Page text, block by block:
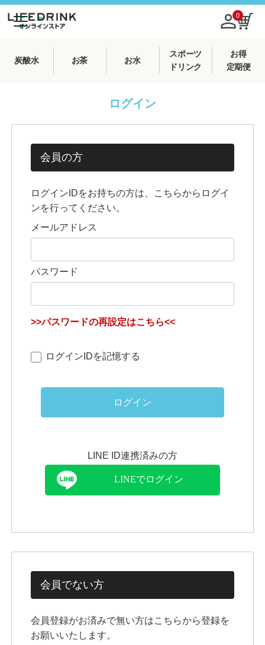
0
炭酸水 お茶 お水
スポーツ
ドリンク
お得
定期便
ログイン
会員の方
ログインIDをお持ちの方は、こちらからログイ
ンを行ってください。
メールアドレス
パスワード
>>パスワードの再設定はこちら<<
ログインIDを記憶する
ログイン
LINE ID連携済みの方
LINEでログイン
会員でない方
会員登録がお済みで無い方はこちらから登録を
お願いいたします。